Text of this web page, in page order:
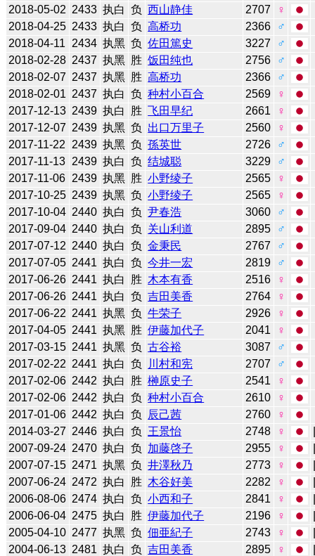
2018-05-02 2433 执白 负 西山静佳 2707
♀
2018-04-25 2433 执白 负 高桥功 2366
♂
2018-04-11
2434 执黑 负 佐田篤史 3227
♂
2018-02-28 2437 执黑 胜 饭田纯也 2756
♂
2018-02-07 2437 执黑 胜 高桥功 2366
♂
2018-02-01 2437 执白 负 种村小百合 2569
♀
2017-12-13 2439 执白 胜 飞田早纪 2661
♀
2017-12-07 2439 执黑 负 出口万里子 2560
♀
2017-11-22
2439 执黑 负 孫英世 2726
♂
2017-11-13 2439 执白 负 结城聪 3229
♂
2017-11-06 2439 执黑 胜 小野绫子 2565
♀
2017-10-25 2439 执黑 负 小野绫子 2565
♀
2017-10-04 2440 执白 负 尹春浩 3060
♂
2017-09-04 2440 执白 负 关山利道 2895
♂
2017-07-12 2440 执白 负 金秉民 2767
♂
2017-07-05 2441 执白 负 今井一宏 2819
♂
2017-06-26 2441 执白 胜 木本有香 2516
♀
2017-06-26 2441 执白 负 吉田美香 2764
♀
2017-06-22 2441 执黑 负 牛荣子 2926
♀
2017-04-05 2441 执黑 胜 伊藤加代子 2041
♀
2017-03-15 2441 执黑 负 古谷裕 3087
♂
2017-02-22 2441 执白 负 川村和宪 2707
♂
2017-02-06 2442 执白 胜 榊原史子 2541
♀
2017-02-06 2442 执白 负 种村小百合 2610
♀
2017-01-06 2442 执白 负 辰己茜 2760
♀
2014-03-27 2446 执白 负 王景怡 2748 ♀
2007-09-24 2470 执白 负 加藤啓子 2955 ♀
2007-07-15 2471 执黑 负 井澤秋乃 2773 ♀
2007-06-24 2472 执白 胜 木谷好美 2282 ♀
2006-08-06 2474 执白 负 小西和子 2841 ♀
2006-06-04 2475 执白 胜 伊藤加代子 2196 ♀
2005-04-10 2477 执黑 负 佃亜紀子 2743 ♀
2004-06-13 2481 执白 负 吉田美香 2895 ♀